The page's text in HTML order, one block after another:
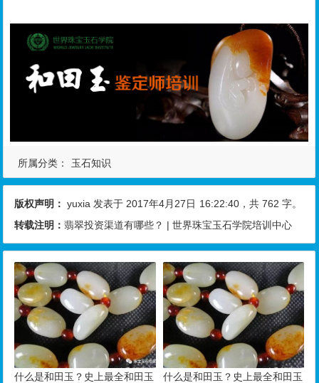
所属分类： 玉石知识
版权声明： yuxia 发表于 2017年4月27日 16:22:40 ，共 762 字。
转载注明：翡翠投资渠道有哪些？ | 世界珠宝玉石学院培训中心
什么是和田玉？史上最全和田玉
什么是和田玉？史上最全和田玉